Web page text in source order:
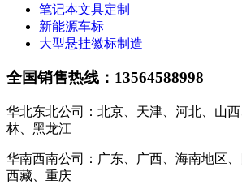
笔记本文具定制
新能源车标
大型悬挂徽标制造
全国销售热线：13564588998
华北东北公司：北京、天津、河北、山
林、黑龙江
华南西南公司：广东、广西、海南地区、
西藏、重庆